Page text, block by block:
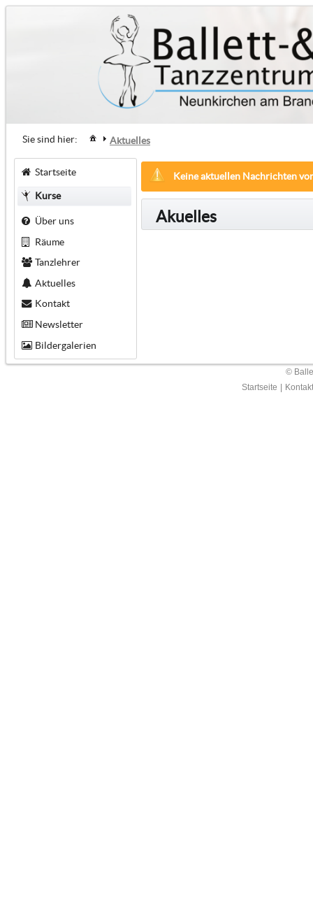
Sie sind hier: Aktuelles
Startseite
Kurse
Über uns
Räume
Tanzlehrer
Aktuelles
Kontakt
Newsletter
Bildergalerien
Keine aktuellen Nachrichten
Akuelles
©
Startseite
Kontakt